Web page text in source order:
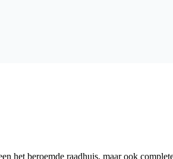
het beroemde raadhuis, maar ook